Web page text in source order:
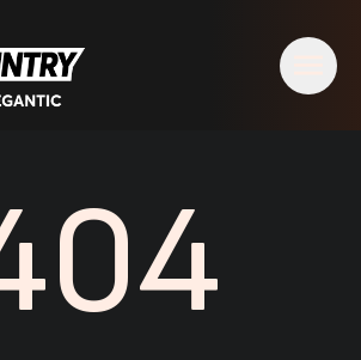
Lac-Mégantic